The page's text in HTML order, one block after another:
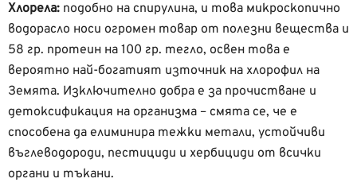
Хлорела: подобно на спирулина, и това микроскопично
водорасло носи огромен товар от полезни вещества и
58 гр. протеин на 100 гр. тегло, освен това е
вероятно най-богатият източник на хлорофил на
Земята. Изключително добра е за прочистване и
детоксификация на организма – смята се, че е
способена да елиминира тежки метали, устойчиви
въглеводороди, пестициди и хербициди от всички
органи и тъкани.